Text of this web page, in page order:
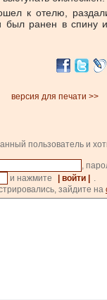
к отелю,
был ранен в спину
версия для печати >>
пользователь и
,
и нажмите
| войти |
зайдите на